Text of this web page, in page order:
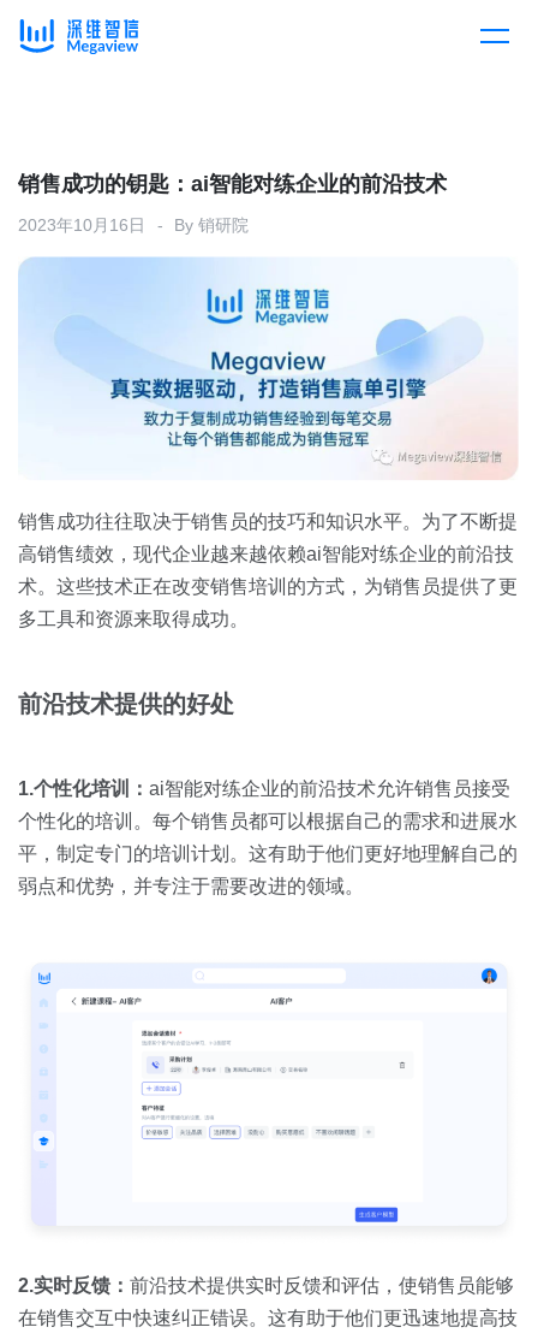
产品总览
产品集成
解决方案
按行业
消费医疗
房地产
金融
销售管理
按业务场景
培训辅导
客户案例
资源中心
全部
关于我们
销售成功的钥匙：ai智能对练企业的前沿技术
2023年10月16日 By 销研院
销售成功往往取决于销售员的技巧和知识水平。为了不断提
高销售绩效，现代企业越来越依赖ai智能对练企业的前沿技
术。这些技术正在改变销售培训的方式，为销售员提供了更
多工具和资源来取得成功。
前沿技术提供的好处
1.个性化培训： ai智能对练企业的前沿技术允许销售员接受
个性化的培训。每个销售员都可以根据自己的需求和进展水
平，制定专门的培训计划。这有助于他们更好地理解自己的
弱点和优势，并专注于需要改进的领域。
2.实时反馈： 前沿技术提供实时反馈和评估，使销售员能够
在销售交互中快速纠正错误。这有助于他们更迅速地提高技